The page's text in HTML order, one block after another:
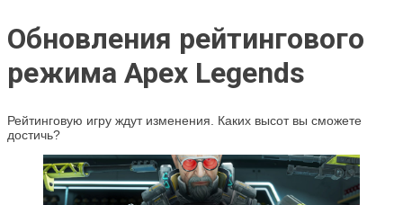
Обновления рейтингового
режима Apex Legends
Рейтинговую игру ждут изменения. Каких высот вы сможете
достичь?